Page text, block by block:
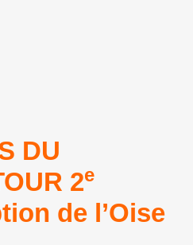
DU
2e
de l’Oise